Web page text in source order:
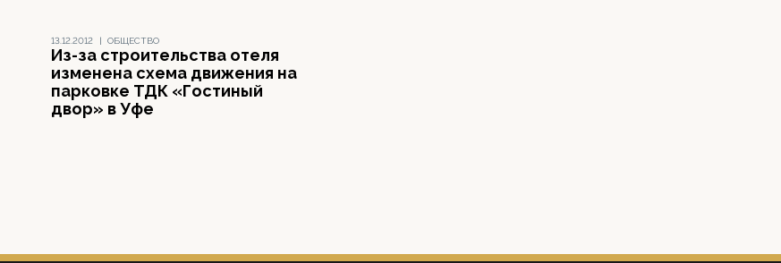
13.12.2012 | ОБЩЕСТВО
Из-за строительства отеля
изменена схема движения на
парковке ТДК «Гостиный
двор» в Уфе